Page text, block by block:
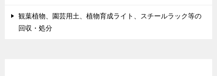
観葉植物、園芸用土、植物育成ライト、スチールラック等の
回収・処分